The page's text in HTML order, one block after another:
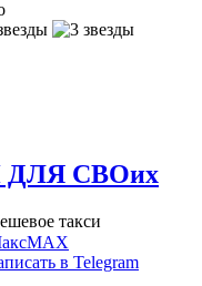
ДЛЯ СВОих
такси
MAX